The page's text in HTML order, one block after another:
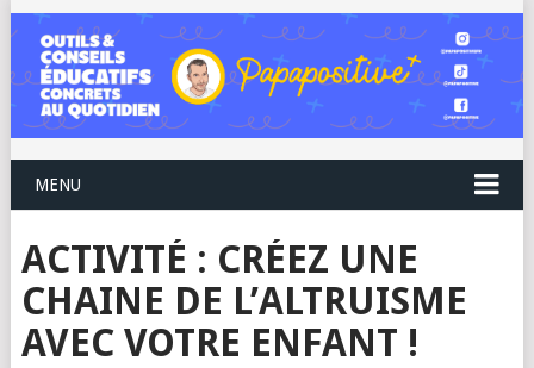
MENU
ACTIVITÉ : CRÉEZ UNE
CHAINE DE L’ALTRUISME
AVEC VOTRE ENFANT !